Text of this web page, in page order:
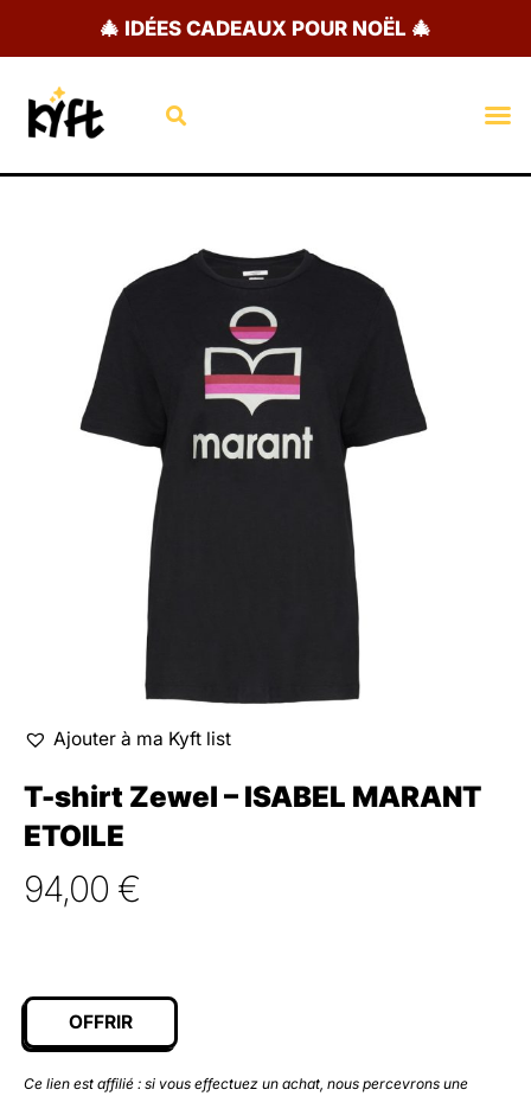
🎄 IDÉES CADEAUX POUR NOËL 🎄
Rechercher
Ajouter à ma Kyft list
T-shirt Zewel – ISABEL MARANT
ETOILE
94,00 €
OFFRIR
Ce lien est affilié : si vous effectuez un achat, nous percevrons une